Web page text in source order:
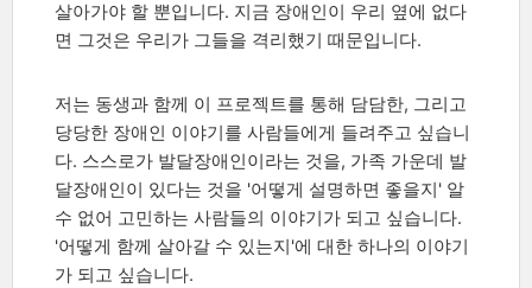
살아가야 할 뿐입니다. 지금 장애인이 우리 옆에 없다
면 그것은 우리가 그들을 격리했기 때문입니다.
저는 동생과 함께 이 프로젝트를 통해 담담한, 그리고
당당한 장애인 이야기를 사람들에게 들려주고 싶습니
다. 스스로가 발달장애인이라는 것을, 가족 가운데 발
달장애인이 있다는 것을 '어떻게 설명하면 좋을지' 알
수 없어 고민하는 사람들의 이야기가 되고 싶습니다.
'어떻게 함께 살아갈 수 있는지'에 대한 하나의 이야기
가 되고 싶습니다.